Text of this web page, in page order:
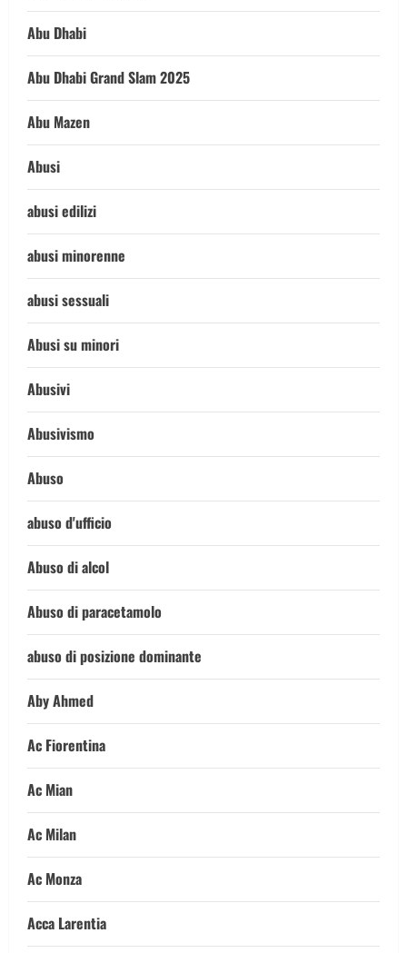
Abu Dhabi
Abu Dhabi Grand Slam 2025
Abu Mazen
Abusi
abusi edilizi
abusi minorenne
abusi sessuali
Abusi su minori
Abusivi
Abusivismo
Abuso
abuso d'ufficio
Abuso di alcol
Abuso di paracetamolo
abuso di posizione dominante
Aby Ahmed
Ac Fiorentina
Ac Mian
Ac Milan
Ac Monza
Acca Larentia